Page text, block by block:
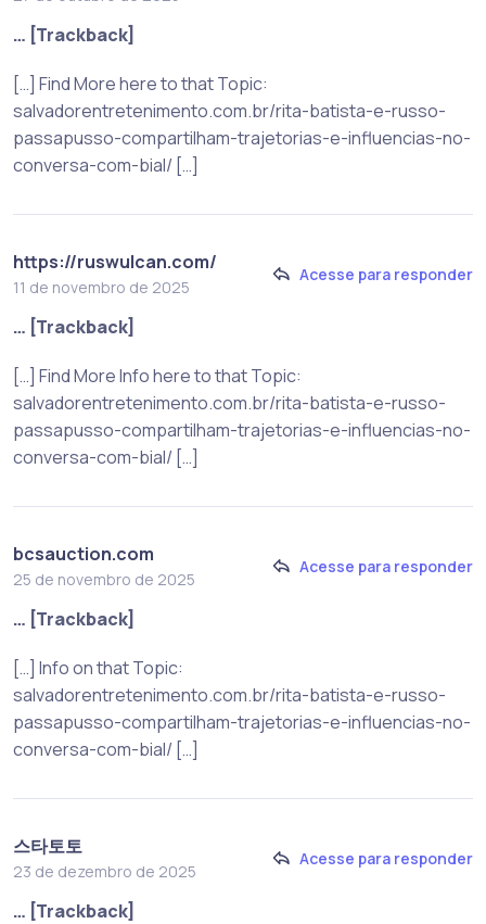
… [Trackback]
[…] Find More here to that Topic:
salvadorentretenimento.com.br/rita-batista-e-russo-
passapusso-compartilham-trajetorias-e-influencias-no-
conversa-com-bial/ […]
https://ruswulcan.com/
11 de novembro de 2025
Acesse para responder
… [Trackback]
[…] Find More Info here to that Topic:
salvadorentretenimento.com.br/rita-batista-e-russo-
passapusso-compartilham-trajetorias-e-influencias-no-
conversa-com-bial/ […]
bcsauction.com
25 de novembro de 2025
Acesse para responder
… [Trackback]
[…] Info on that Topic:
salvadorentretenimento.com.br/rita-batista-e-russo-
passapusso-compartilham-trajetorias-e-influencias-no-
conversa-com-bial/ […]
스타토토
23 de dezembro de 2025
Acesse para responder
… [Trackback]